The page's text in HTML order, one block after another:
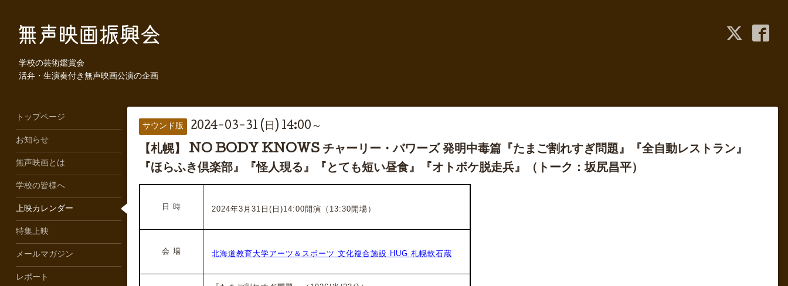
学校の芸術鑑賞会
活弁・生演奏付き無声映画公演の企画
サウンド版 2024-03-31 (日) 14:00～
【札幌】 NO BODY KNOWS チャーリー・バワーズ 発明中毒篇『たまご割れすぎ問題』『全自動レストラン』
『ほらふき倶楽部』『怪人現る』『とても短い昼食』『オトボケ脱走兵』（トーク：坂尻昌平）
日 時 2024年3月31日(日)14:00開演（13:30開場）
会 場 北海道教育大学アーツ＆スポーツ 文化複合施設 HUG 札幌軟石蔵
トップページ
お知らせ
無声映画とは
学校の皆様へ
上映カレンダー
特集上映
メールマガジン
レポート